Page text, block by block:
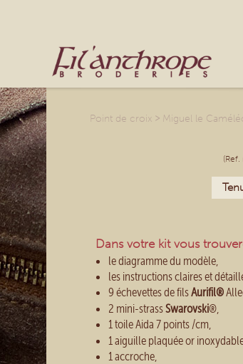
Accueil
Point de croix > Miguel le
Dans votre kit vous
le diagramme du modèle,
les instructions claires et
9 échevettes de filsAurifil®
2 mini-strassSwarovski®,
1 toile Aida 7 points /cm,
1 aiguille plaquée or
1 accroche,